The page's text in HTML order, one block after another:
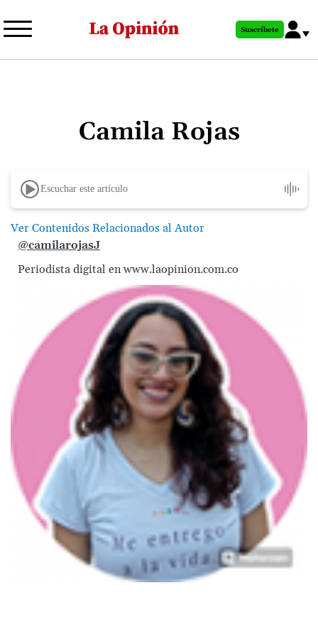
al
principal
Suscríbete
Camila Rojas
Escuchar este artículo
Ver Contenidos Relacionados al Autor
@camilarojasJ
Periodista digital en www.laopinion.com.co